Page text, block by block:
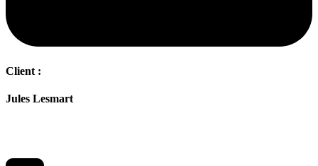
Client :
Jules Lesmart